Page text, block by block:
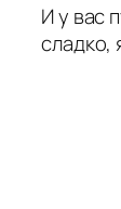
И у вас
сладко,